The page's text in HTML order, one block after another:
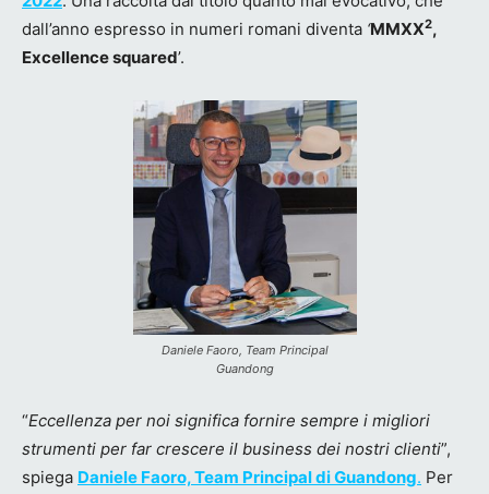
dall’anno espresso in numeri romani diventa ‘MMXX2,
Excellence squared’.
Daniele Faoro, Team Principal
Guandong
“Eccellenza per noi significa fornire sempre i migliori
strumenti per far crescere il business dei nostri clienti”,
spiega Daniele Faoro, Team Principal di Guandong. Per